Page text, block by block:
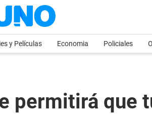
y Películas Economia Policiales
permitirá que